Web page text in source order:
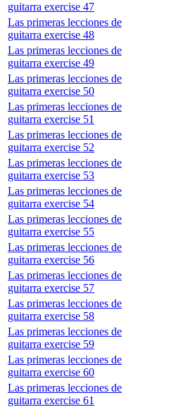
guitarra exercise 47
Las primeras lecciones de
guitarra exercise 48
Las primeras lecciones de
guitarra exercise 49
Las primeras lecciones de
guitarra exercise 50
Las primeras lecciones de
guitarra exercise 51
Las primeras lecciones de
guitarra exercise 52
Las primeras lecciones de
guitarra exercise 53
Las primeras lecciones de
guitarra exercise 54
Las primeras lecciones de
guitarra exercise 55
Las primeras lecciones de
guitarra exercise 56
Las primeras lecciones de
guitarra exercise 57
Las primeras lecciones de
guitarra exercise 58
Las primeras lecciones de
guitarra exercise 59
Las primeras lecciones de
guitarra exercise 60
Las primeras lecciones de
guitarra exercise 61